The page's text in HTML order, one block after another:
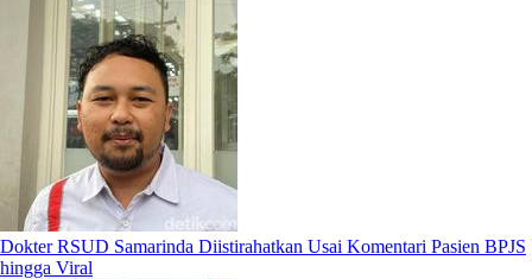
Dokter RSUD Samarinda Diistirahatkan Usai Komentari Pasien BPJS
hingga Viral